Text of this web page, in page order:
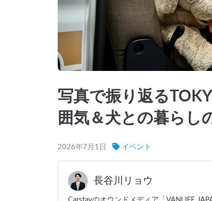
写真で振り返る
囲気＆犬との暮らし
2026年7月1日 イベント
長谷川リョウ